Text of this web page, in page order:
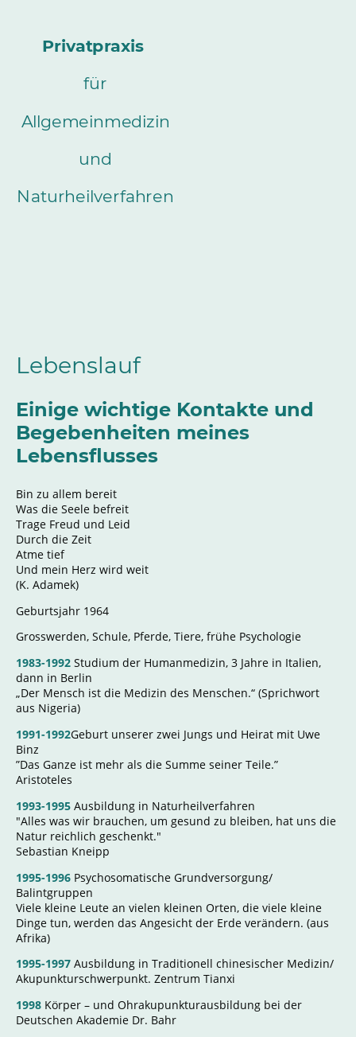
Privatpraxis
für
Allgemeinmedizin
und
Naturheilverfahren
Lebenslauf
Einige wichtige Kontakte und
Begebenheiten meines
Lebensflusses
Bin zu allem bereit
Was die Seele befreit
Trage Freud und Leid
Durch die Zeit
Atme tief
Und mein Herz wird weit
(K. Adamek)
Geburtsjahr 1964
Grosswerden, Schule, Pferde, Tiere, frühe Psychologie
1983-1992 Studium der Humanmedizin, 3 Jahre in Italien,
dann in Berlin
„Der Mensch ist die Medizin des Menschen.“ (Sprichwort
aus Nigeria)
1991-1992Geburt unserer zwei Jungs und Heirat mit Uwe
Binz
”Das Ganze ist mehr als die Summe seiner Teile.”
Aristoteles
1993-1995 Ausbildung in Naturheilverfahren
"Alles was wir brauchen, um gesund zu bleiben, hat uns die
Natur reichlich geschenkt."
Sebastian Kneipp
1995-1996 Psychosomatische Grundversorgung/
Balintgruppen
Viele kleine Leute an vielen kleinen Orten, die viele kleine
Dinge tun, werden das Angesicht der Erde verändern. (aus
Afrika)
1995-1997 Ausbildung in Traditionell chinesischer Medizin/
Akupunkturschwerpunkt. Zentrum Tianxi
1998 Körper – und Ohrakupunkturausbildung bei der
Deutschen Akademie Dr. Bahr